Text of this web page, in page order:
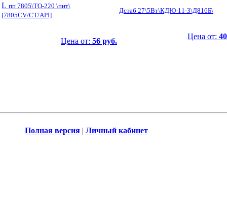
L пп 7805\TO-220 \пит\
[7805CV/CT/API]
Цена от: 56 руб.
Дстаб 27\5Вт\КДЮ-11-3\Д816Б\
Цена от:
Полная версия | Личный кабинет